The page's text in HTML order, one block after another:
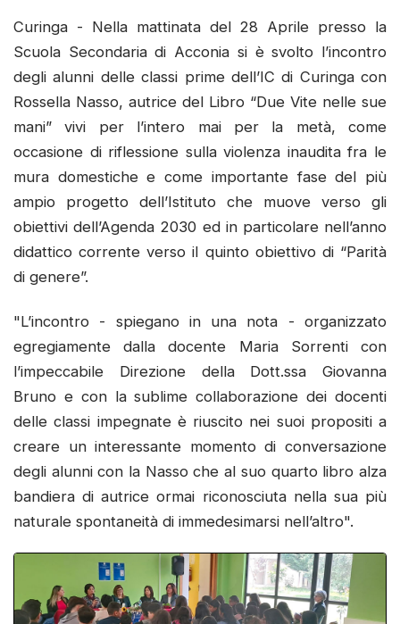
Curinga - Nella mattinata del 28 Aprile presso la
Scuola Secondaria di Acconia si è svolto l’incontro
degli alunni delle classi prime dell’IC di Curinga con
Rossella Nasso, autrice del Libro “Due Vite nelle sue
mani” vivi per l’intero mai per la metà, come
occasione di riflessione sulla violenza inaudita fra le
mura domestiche e come importante fase del più
ampio progetto dell’Istituto che muove verso gli
obiettivi dell’Agenda 2030 ed in particolare nell’anno
didattico corrente verso il quinto obiettivo di “Parità
di genere”.
"L’incontro - spiegano in una nota - organizzato
egregiamente dalla docente Maria Sorrenti con
l’impeccabile Direzione della Dott.ssa Giovanna
Bruno e con la sublime collaborazione dei docenti
delle classi impegnate è riuscito nei suoi propositi a
creare un interessante momento di conversazione
degli alunni con la Nasso che al suo quarto libro alza
bandiera di autrice ormai riconosciuta nella sua più
naturale spontaneità di immedesimarsi nell’altro".